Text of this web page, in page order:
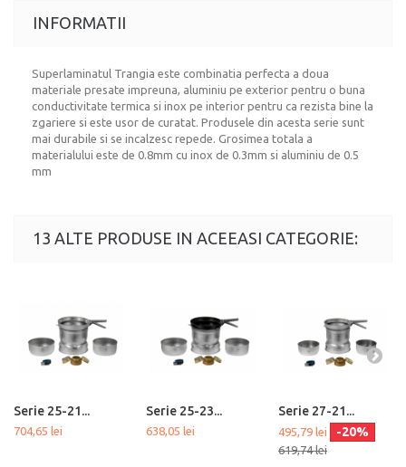
INFORMATII
Superlaminatul Trangia este combinatia perfecta a doua
materiale presate impreuna, aluminiu pe exterior pentru o buna
conductivitate termica si inox pe interior pentru ca rezista bine la
zgariere si este usor de curatat. Produsele din acesta serie sunt
mai durabile si se incalzesc repede. Grosimea totala a
materialului este de 0.8mm cu inox de 0.3mm si aluminiu de 0.5
mm
13 ALTE PRODUSE IN ACEEASI CATEGORIE:
Serie 25-21...
704,65 lei
Serie 25-23...
638,05 lei
Serie 27-21...
495,79 lei -20%
619,74 lei